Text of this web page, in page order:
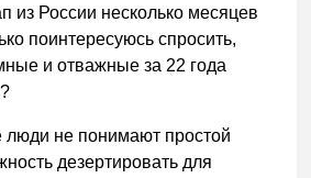
из России несколько месяцев
поинтересуюсь спросить,
и отважные за 22 года
люди не понимают простой
дезертировать для